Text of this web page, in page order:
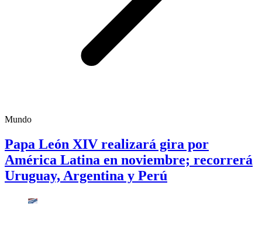
Mundo
Papa León XIV realizará gira por
América Latina en noviembre; recorrerá
Uruguay, Argentina y Perú